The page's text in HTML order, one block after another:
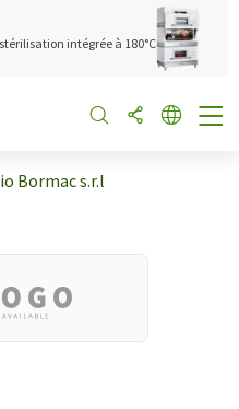
intégrée à 180°C
Bormac s.r.l